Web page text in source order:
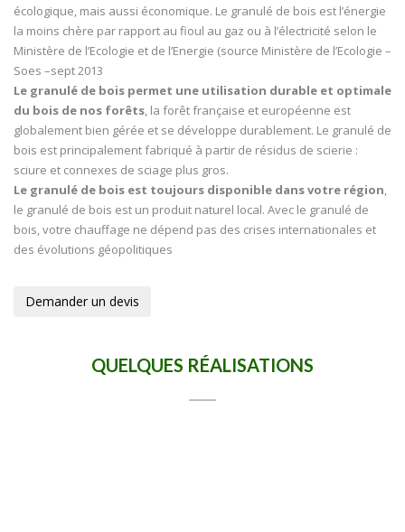
écologique, mais aussi économique. Le granulé de bois est l’énergie
la moins chère par rapport au fioul au gaz ou à l’électricité selon le
Ministère de l’Ecologie et de l’Energie (source Ministère de l’Ecologie –
Soes –sept 2013
Le granulé de bois permet une utilisation durable et optimale
du bois de nos forêts, la forêt française et européenne est
globalement bien gérée et se développe durablement. Le granulé de
bois est principalement fabriqué à partir de résidus de scierie :
sciure et connexes de sciage plus gros.
Le granulé de bois est toujours disponible dans votre région,
le granulé de bois est un produit naturel local. Avec le granulé de
bois, votre chauffage ne dépend pas des crises internationales et
des évolutions géopolitiques
Demander un devis
QUELQUES RÉALISATIONS